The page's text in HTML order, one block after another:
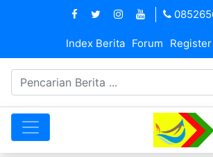
Index Berita Forum Register